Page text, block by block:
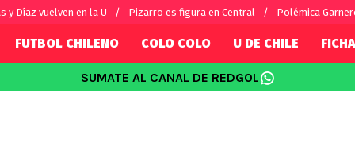
y Díaz vuelven en la U Pizarro es figura en Central Polémica
FUTBOL CHILENO COLO COLO U DE CHILE
SUMATE AL CANAL DE REDGOL